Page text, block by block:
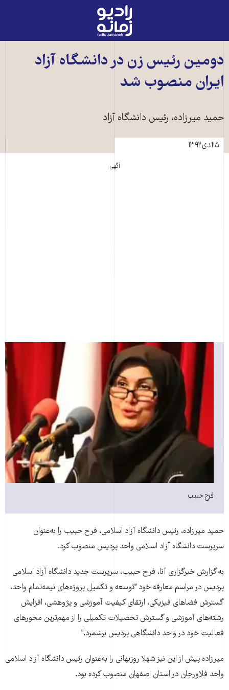
رادیو
زمانه
صفحه
اصلی
دومين رئيس زن در دانشگاه آزاد
ايران منصوب شد
حميد ميرزاده، رئيس دانشگاه آزاد
۲۵ دی ۱۳۹۲
آگهی
فرح حبيب
حميد ميرزاده، رئيس دانشگاه آزاد اسلامی، فرح حبيب را به‌عنوان
سرپرست دانشگاه آزاد اسلامی واحد پرديس منصوب کرد.
به گزارش خبرگزاری آنا، فرح حبيب، سرپرست جديد دانشگاه آزاد اسلامی
پرديس در مراسم معارفه خود "توسعه و تکميل پروژه‌های نيمه‌تمام واحد،
گسترش فضاهای فيزيکی، ارتقای کيفيت آموزشی و پژوهشی، افزايش
رشته‌های آموزشی و گسترش تحصيلات تکميلی را از مهم‌ترين محورهای
فعاليت خود در واحد دانشگاهی پرديس برشمرد."
ميرزاده پيش از اين نيز شهلا روزبهانی را به‌عنوان رئيس دانشگاه آزاد اسلامی
واحد فلاورجان در استان اصفهان منصوب کرده بود.